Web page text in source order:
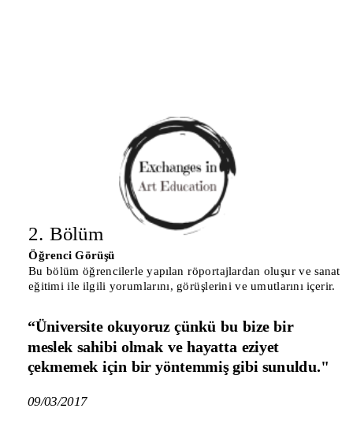
2. Bölüm
Öğrenci Görüşü
Bu bölüm öğrencilerle yapılan röportajlardan oluşur ve sanat
eğitimi ile ilgili yorumlarını, görüşlerini ve umutlarını içerir.
“Üniversite okuyoruz çünkü bu bize bir
meslek sahibi olmak ve hayatta eziyet
çekmemek için bir yöntemmiş gibi sunuldu."
09/03/2017